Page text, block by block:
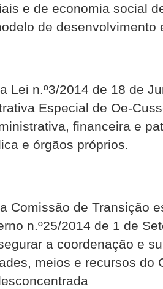
e de economia social
de desenvolvimento
Lei n.º3/2014 de 18 de
Especial de Oe-
financeira e
e órgãos próprios.
Comissão de Transição
n.º25/2014 de 1 de
a coordenação e
meios e recursos do